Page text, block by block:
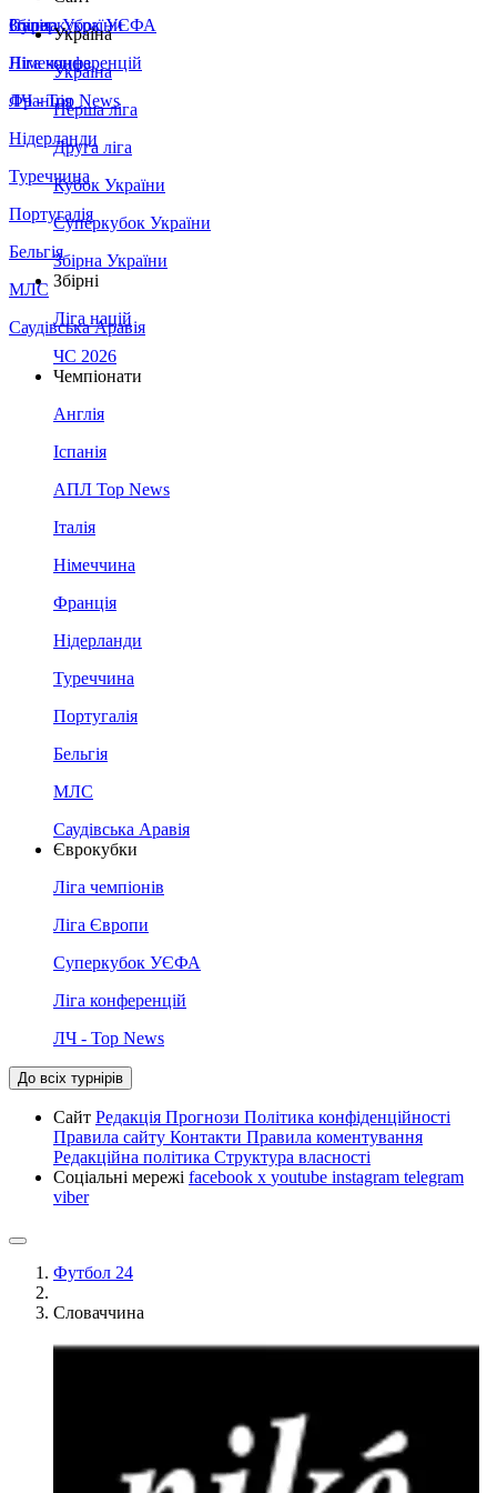
Збірна України
Італія
Німеччина
Франція
Нідерланди
Туреччина
Португалія
Бельгія
МЛС
Саудівська Аравія
Суперкубок УЄФА
Ліга конференцій
ЛЧ - Top News
Україна
Україна
Перша ліга
Друга ліга
Кубок України
Суперкубок України
Збірна України
Збірні
Ліга націй
ЧС 2026
Чемпіонати
Англія
Іспанія
АПЛ Top News
Італія
Німеччина
Франція
Нідерланди
Туреччина
Португалія
Бельгія
МЛС
Саудівська Аравія
Єврокубки
Ліга чемпіонів
Ліга Європи
Суперкубок УЄФА
Ліга конференцій
ЛЧ - Top News
До всіх турнірів
Сайт Редакція Прогнози Політика конфіденційності
Правила сайту Контакти Правила коментування
Редакційна політика Структура власності
Соціальні мережі facebook x youtube instagram telegram
viber
Футбол 24
Словаччина